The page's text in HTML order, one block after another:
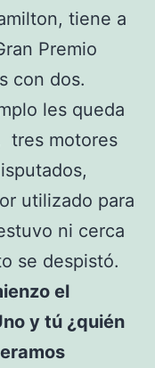
tiene a
Premio
con dos.
les queda
tres motores
utilizado para
ni cerca
se despistó.
el
y tú ¿quién